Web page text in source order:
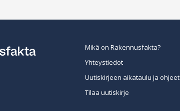
Mikä on Rakennusfakta?
Yhteystiedot
Uutiskirjeen aikataulu ja ohjeet
Tilaa uutiskirje